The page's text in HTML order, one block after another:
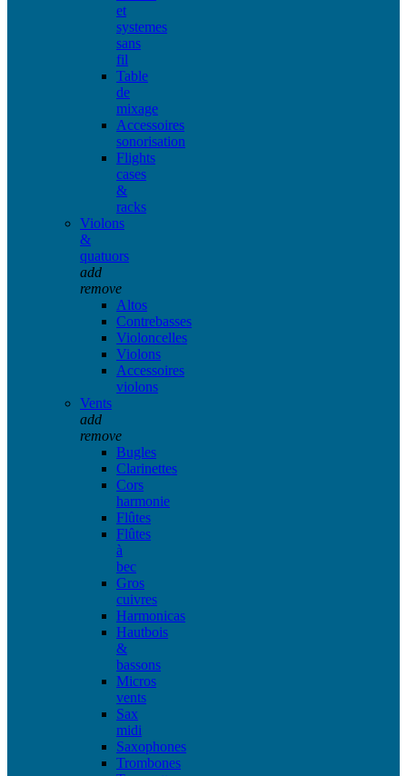
et
systemes
sans
fil
Table
de
mixage
Accessoires
sonorisation
Flights
cases
&
racks
Violons
&
quatuors
add
remove
Altos
Contrebasses
Violoncelles
Violons
Accessoires
violons
Vents
add
remove
Bugles
Clarinettes
Cors
harmonie
Flûtes
Flûtes
à
bec
Gros
cuivres
Harmonicas
Hautbois
&
bassons
Micros
vents
Sax
midi
Saxophones
Trombones